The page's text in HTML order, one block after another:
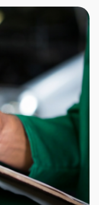
ТО-0 через
Далее